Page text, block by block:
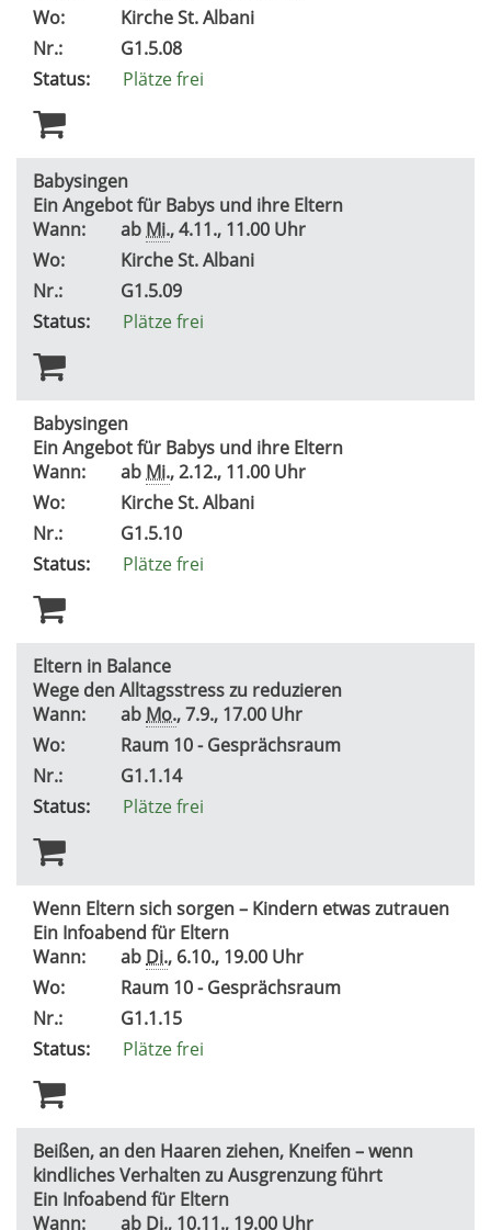
Wo:
Kirche St. Albani
Nr.:
G1.5.08
Status:
Plätze frei
Babysingen
Ein Angebot für Babys und ihre Eltern
Wann:
ab Mi., 4.11., 11.00 Uhr
Wo:
Kirche St. Albani
Nr.:
G1.5.09
Status:
Plätze frei
Babysingen
Ein Angebot für Babys und ihre Eltern
Wann:
ab Mi., 2.12., 11.00 Uhr
Wo:
Kirche St. Albani
Nr.:
G1.5.10
Status:
Plätze frei
Eltern in Balance
Wege den Alltagsstress zu reduzieren
Wann:
ab Mo., 7.9., 17.00 Uhr
Wo:
Raum 10 - Gesprächsraum
Nr.:
G1.1.14
Status:
Plätze frei
Wenn Eltern sich sorgen – Kindern etwas zutrauen
Ein Infoabend für Eltern
Wann:
ab Di., 6.10., 19.00 Uhr
Wo:
Raum 10 - Gesprächsraum
Nr.:
G1.1.15
Status:
Plätze frei
Beißen, an den Haaren ziehen, Kneifen – wenn
kindliches Verhalten zu Ausgrenzung führt
Ein Infoabend für Eltern
Wann:
ab Di., 10.11., 19.00 Uhr